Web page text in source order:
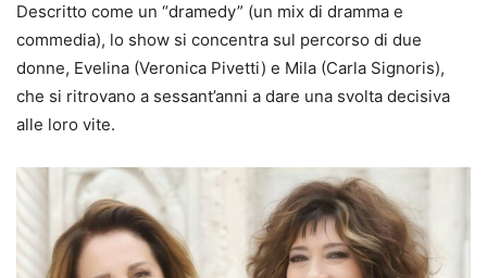
Descritto come un “dramedy” (un mix di dramma e
commedia), lo show si concentra sul percorso di due
donne, Evelina (Veronica Pivetti) e Mila (Carla Signoris),
che si ritrovano a sessant’anni a dare una svolta decisiva
alle loro vite.